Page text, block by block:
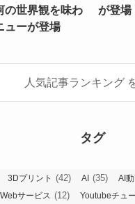
の世界観を味わ
ューが登場
が登場
人気記事ランキング
タグ
3Dプリント (42) AI (35) AI
Webサービス (12) Youtubeチュ